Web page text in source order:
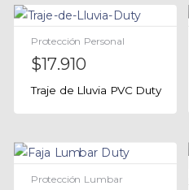
Protección Personal
$17.910
Traje de Lluvia PVC Duty
Protección Lumbar